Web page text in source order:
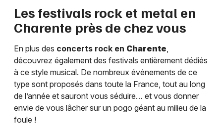
Les festivals rock et metal en
Charente près de chez vous
En plus des concerts rock en Charente,
découvrez également des festivals entièrement dédiés
à ce style musical. De nombreux événements de ce
type sont proposés dans toute la France, tout au long
de l’année et sauront vous séduire… et vous donner
envie de vous lâcher sur un pogo géant au milieu de la
foule !